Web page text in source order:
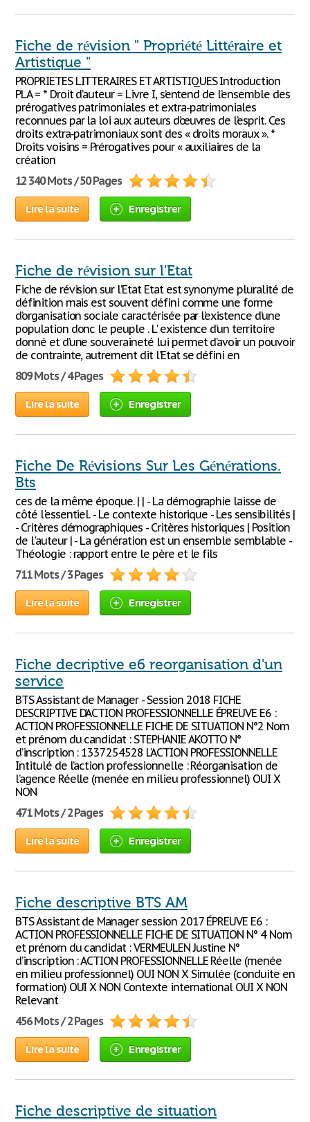
Fiche de révision " Propriété Littéraire et
Artistique "
PROPRIETES LITTERAIRES ET ARTISTIQUES Introduction
PLA = * Droit d’auteur = Livre I, s’entend de l’ensemble des
prérogatives patrimoniales et extra-patrimoniales
reconnues par la loi aux auteurs d’œuvres de l’esprit. Ces
droits extra-patrimoniaux sont des « droits moraux ». *
Droits voisins = Prérogatives pour « auxiliaires de la
création
12 340 Mots / 50 Pages
Lire la suite Enregistrer
Fiche de révision sur l'Etat
Fiche de révision sur l’Etat Etat est synonyme pluralité de
définition mais est souvent défini comme une forme
d’organisation sociale caractérisée par l’existence d’une
population donc le peuple . L' existence d’un territoire
donné et d’une souveraineté lui permet d’avoir un pouvoir
de contrainte, autrement dit l’Etat se défini en
809 Mots / 4 Pages
Lire la suite Enregistrer
Fiche De Révisions Sur Les Générations.
Bts
ces de la même époque. | | - La démographie laisse de
côté l'essentiel. - Le contexte historique - Les sensibilités |
- Critères démographiques - Critères historiques | Position
de l'auteur | - La génération est un ensemble semblable -
Théologie : rapport entre le père et le fils
711 Mots / 3 Pages
Lire la suite Enregistrer
Fiche decriptive e6 reorganisation d'un
service
BTS Assistant de Manager - Session 2018 FICHE
DESCRIPTIVE D’ACTION PROFESSIONNELLE ÉPREUVE E6 :
ACTION PROFESSIONNELLE FICHE DE SITUATION N°2 Nom
et prénom du candidat : STEPHANIE AKOTTO N°
d’inscription : 1337254528 L’ACTION PROFESSIONNELLE
Intitulé de l’action professionnelle : Réorganisation de
l’agence Réelle (menée en milieu professionnel) OUI X
NON
471 Mots / 2 Pages
Lire la suite Enregistrer
Fiche descriptive BTS AM
BTS Assistant de Manager session 2017 ÉPREUVE E6 :
ACTION PROFESSIONNELLE FICHE DE SITUATION N° 4 Nom
et prénom du candidat : VERMEULEN Justine N°
d’inscription : ACTION PROFESSIONNELLE Réelle (menée
en milieu professionnel) OUI NON X Simulée (conduite en
formation) OUI X NON Contexte international OUI X NON
Relevant
456 Mots / 2 Pages
Lire la suite Enregistrer
Fiche descriptive de situation